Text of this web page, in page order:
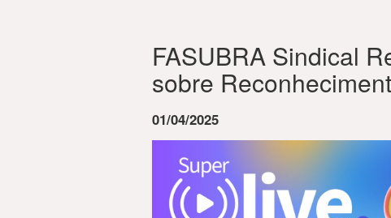
FASUBRA Sindical
sobre
01/04/2025